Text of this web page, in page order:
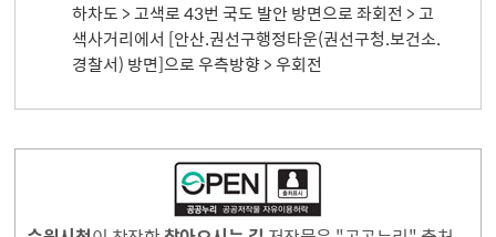
하차도 > 고색로 43번 국도 발안 방면으로 좌회전 > 고
색사거리에서 [안산.권선구행정타운(권선구청.보건소.
경찰서) 방면]으로 우측방향 > 우회전